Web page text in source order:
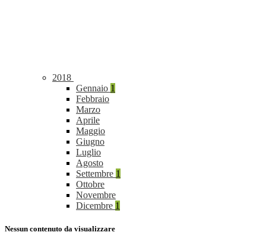
2018
Gennaio 1
Febbraio
Marzo
Aprile
Maggio
Giugno
Luglio
Agosto
Settembre 1
Ottobre
Novembre
Dicembre 1
Nessun contenuto da visualizzare